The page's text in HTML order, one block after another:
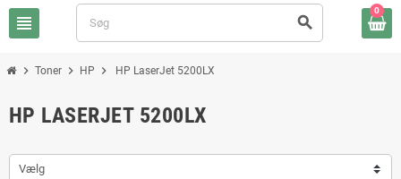
view_headline search
0
chevron_right Toner chevron_right HP chevron_right HP LaserJet 5200LX
HP LASERJET 5200LX
Vælg